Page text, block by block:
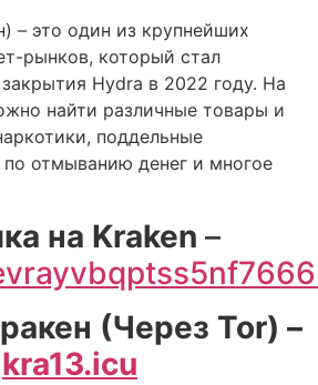
– это один из крупнейших
рынков, который стал
Hydra в 2022 году. На
найти различные товары и
поддельные
отмыванию денег и многое
на Kraken –
(Через Tor) –
kra13.icu